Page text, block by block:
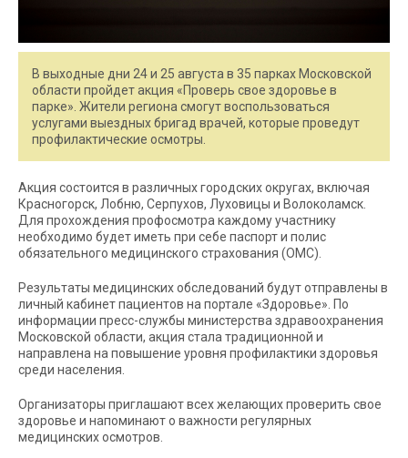
В выходные дни 24 и 25 августа в 35 парках Московской
области пройдет акция «Проверь свое здоровье в
парке». Жители региона смогут воспользоваться
услугами выездных бригад врачей, которые проведут
профилактические осмотры.
Акция состоится в различных городских округах, включая
Красногорск, Лобню, Серпухов, Луховицы и Волоколамск.
Для прохождения профосмотра каждому участнику
необходимо будет иметь при себе паспорт и полис
обязательного медицинского страхования (ОМС).
Результаты медицинских обследований будут отправлены в
личный кабинет пациентов на портале «Здоровье». По
информации пресс-службы министерства здравоохранения
Московской области, акция стала традиционной и
направлена на повышение уровня профилактики здоровья
среди населения.
Организаторы приглашают всех желающих проверить свое
здоровье и напоминают о важности регулярных
медицинских осмотров.